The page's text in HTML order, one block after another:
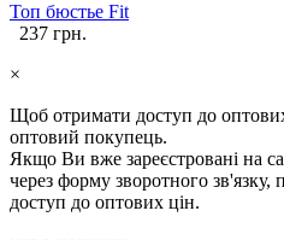
Топ бюстье Fit
237 грн.
×
Щоб отримати доступ до
оптовий покупець.
Якщо Ви вже зареєстровані на
через форму зворотного
доступ до оптових цін.